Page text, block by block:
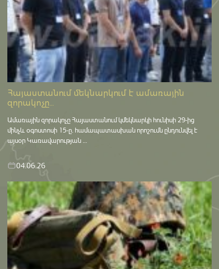
Հայաստանում մեկնարկում է ամառային
զորակոչը...
Ամառային զորակոչը Հայաստանում կմեկնարկի հունիսի 29-ից
մինչև օգոստոսի 15-ը․ համապատասխան որոշումն ընդունվել է
այսօր Կառավարության ...
04.06.26